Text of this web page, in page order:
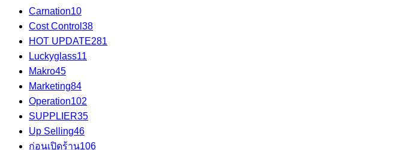
Carnation10
Cost Control 38
HOT UPDATE281
Luckyglass11
Makro45
Marketing84
Operation102
SUPPLIER35
Up Selling46
ก่อนเปิดร้าน106